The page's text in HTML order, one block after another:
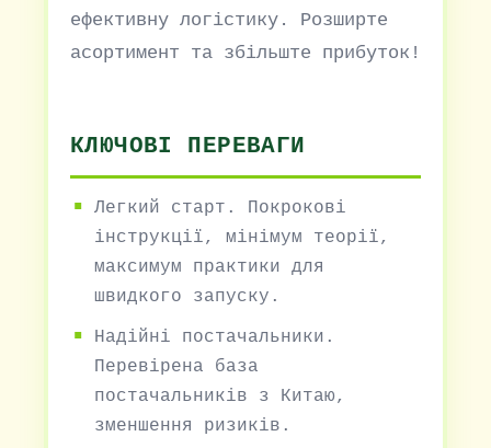
ефективну логістику. Розширте
асортимент та збільште прибуток!
КЛЮЧОВІ ПЕРЕВАГИ
Легкий старт. Покрокові
інструкції, мінімум теорії,
максимум практики для
швидкого запуску.
Надійні постачальники.
Перевірена база
постачальників з Китаю,
зменшення ризиків.